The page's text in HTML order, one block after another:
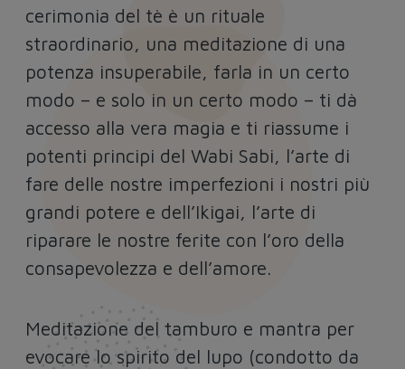
cerimonia del tè è un rituale
straordinario, una meditazione di una
potenza insuperabile, farla in un certo
modo – e solo in un certo modo – ti dà
accesso alla vera magia e ti riassume i
potenti principi del Wabi Sabi, l’arte di
fare delle nostre imperfezioni i nostri più
grandi potere e dell’Ikigai, l’arte di
riparare le nostre ferite con l’oro della
consapevolezza e dell’amore.
Meditazione del tamburo e mantra per
evocare lo spirito del lupo (condotto da